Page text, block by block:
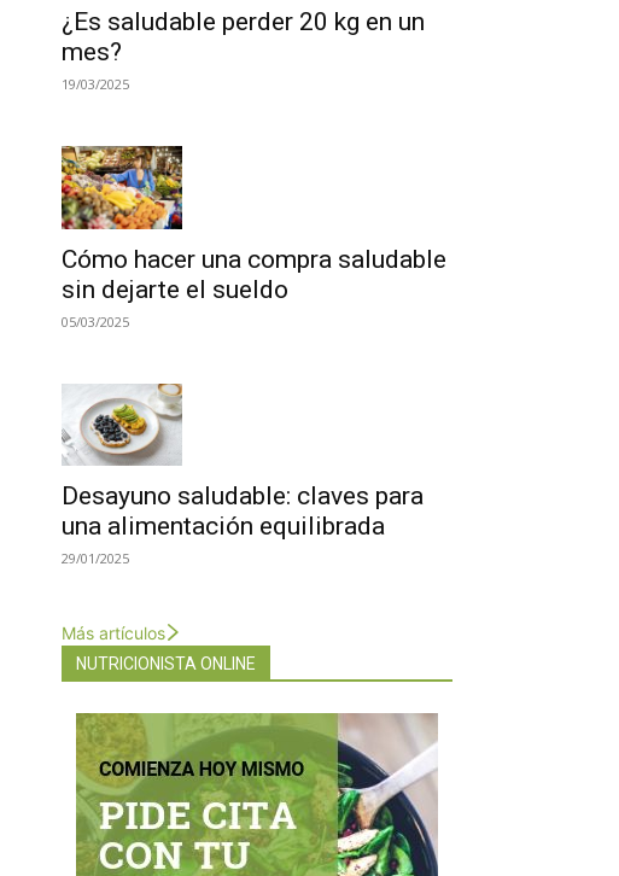
¿Es saludable perder 20 kg en un
mes?
19/03/2025
Cómo hacer una compra saludable
sin dejarte el sueldo
05/03/2025
Desayuno saludable: claves para
una alimentación equilibrada
29/01/2025
Más artículos
NUTRICIONISTA ONLINE